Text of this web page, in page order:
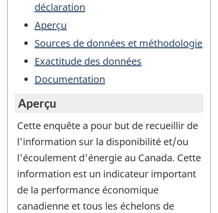
déclaration
Aperçu
Sources de données et méthodologie
Exactitude des données
Documentation
Aperçu
Cette enquête a pour but de recueillir de
l'information sur la disponibilité et/ou
l'écoulement d'énergie au Canada. Cette
information est un indicateur important
de la performance économique
canadienne et tous les échelons de